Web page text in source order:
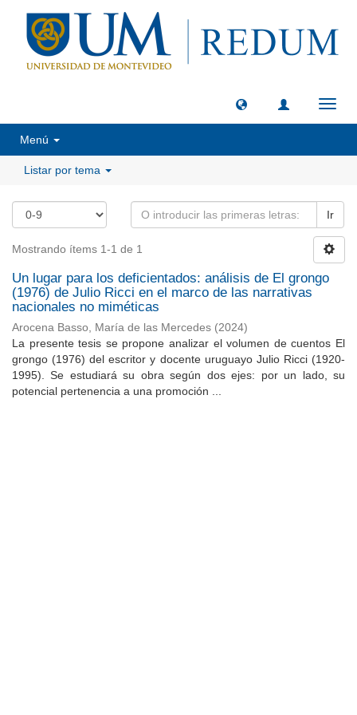
Menú
Listar por tema
Ir
Mostrando ítems 1-1 de 1
Un lugar para los deficientados: análisis de El grongo
(1976) de Julio Ricci en el marco de las narrativas
nacionales no miméticas
Arocena Basso, María de las Mercedes (2024)
La presente tesis se propone analizar el volumen de cuentos El
grongo (1976) del escritor y docente uruguayo Julio Ricci (1920-
1995). Se estudiará su obra según dos ejes: por un lado, su
potencial pertenencia a una promoción ...